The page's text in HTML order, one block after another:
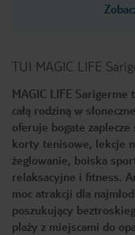
TUI MAGIC LIFE
MAGIC LIFE
całą rodziną w
oferuje bogate
korty tenisowe, lekcje
żeglowanie, boiska
relaksacyjne i fitness.
moc atrakcji dla
poszukujący
plaży z miejscami do